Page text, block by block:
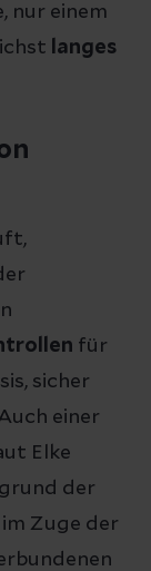
nur einem
langes
für
sicher
einer
Elke
der
Zuge der